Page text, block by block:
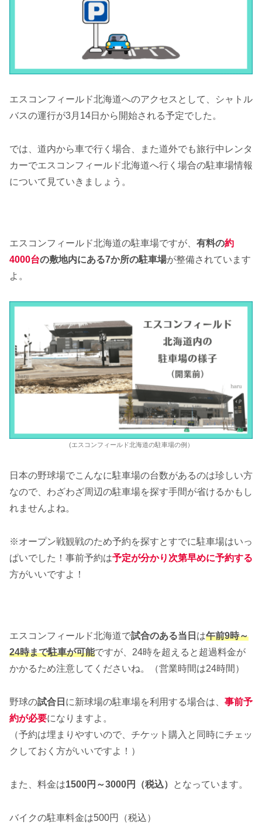
エスコンフィールド北海道へのアクセスとして、シャトル
バスの運行が3月14日から開始される予定でした。
では、道内から車で行く場合、また道外でも旅行中レンタ
カーでエスコンフィールド北海道へ行く場合の駐車場情報
について見ていきましょう。
エスコンフィールド北海道の駐車場ですが、 有料の約
4000台の敷地内にある7か所の駐車場が整備されています
よ。
(エスコンフィールド北海道の駐車場の例）
日本の野球場でこんなに駐車場の台数があるのは珍しい方
なので、わざわざ周辺の駐車場を探す手間が省けるかもし
れませんよね。
※オープン戦観戦のため予約を探すとすでに駐車場はいっ
ぱいでした！事前予約は予定が分かり次第早めに予約する
方がいいですよ！
エスコンフィールド北海道で試合のある当日 は午前9時～
24時まで駐車が可能ですが、24時を超えると超過料金が
かかるため注意してくださいね。（営業時間は24時間）
野球の試合日 に新球場の駐車場を利用する場合は、 事前予
約が必要になりますよ。
（予約は埋まりやすいので、チケット購入と同時にチェッ
クしておく方がいいですよ！）
また、料金は1500円～3000円（税込） となっています。
バイクの駐車料金は500円（税込）